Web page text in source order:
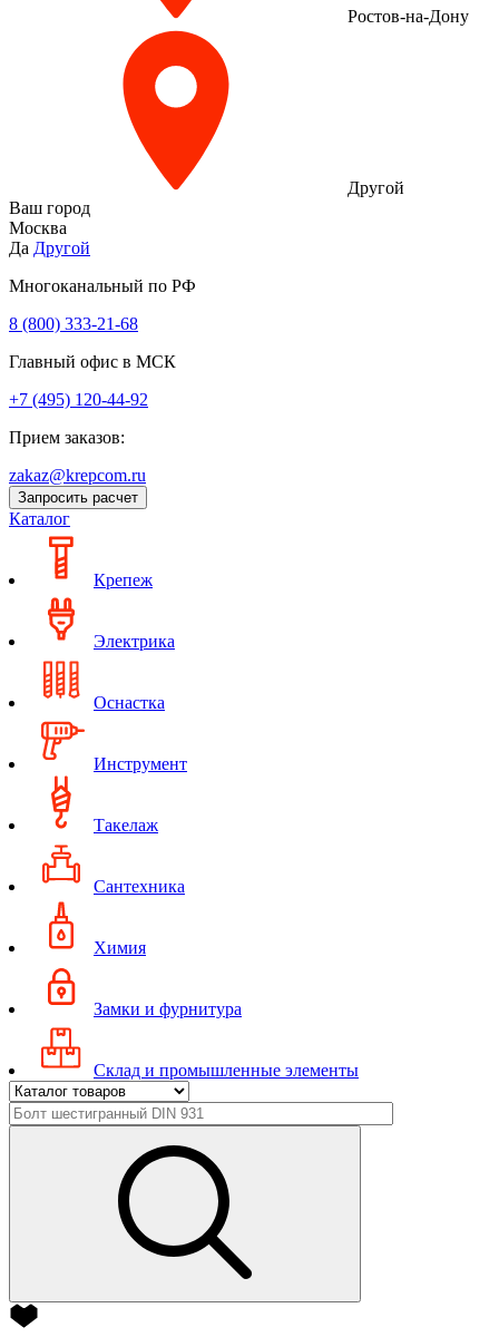
Ростов-на-Дону
Другой
Ваш город
Москва
Да Другой
Многоканальный по РФ
8 (800) 333‑21-68
Главный офис в МСК
+7 (495) 120-44-92
Прием заказов:
zakaz@krepcom.ru
Запросить расчет
Каталог
Крепеж
Электрика
Оснастка
Инструмент
Такелаж
Сантехника
Химия
Замки и фурнитура
Склад и промышленные элементы